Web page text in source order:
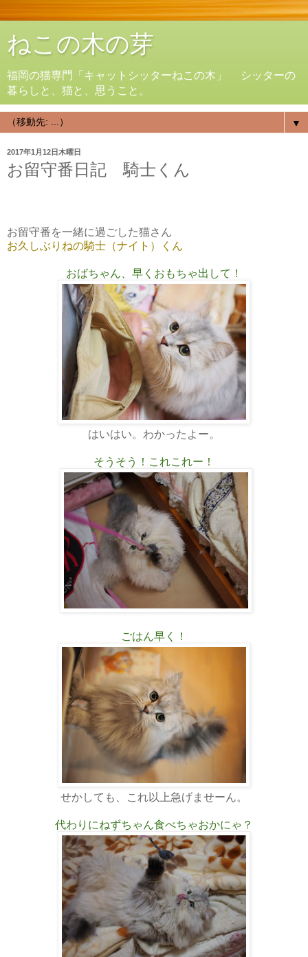
ねこの木の芽
福岡の猫専門「キャットシッターねこの木」 シッターの
暮らしと、猫と、思うこと。
▼
2017年1月12日木曜日
お留守番日記 騎士くん
お留守番を一緒に過ごした猫さん
お久しぶりねの騎士（ナイト）くん
おばちゃん、早くおもちゃ出して！
はいはい。わかったよー。
そうそう！これこれー！
ごはん早く！
せかしても、これ以上急げませーん。
代わりにねずちゃん食べちゃおかにゃ？